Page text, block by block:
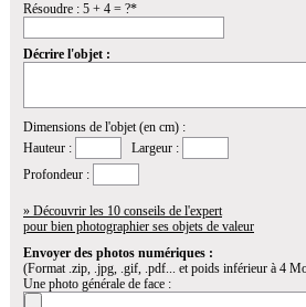
Résoudre : 5 + 4 = ?*
Décrire l'objet :
Dimensions de l'objet (en cm) :
Hauteur :
Largeur :
Profondeur :
» Découvrir les 10 conseils de l'expert
pour bien photographier ses objets de valeur
Envoyer des photos numériques :
(Format .zip, .jpg, .gif, .pdf... et poids inférieur à 4
Une photo générale de face :